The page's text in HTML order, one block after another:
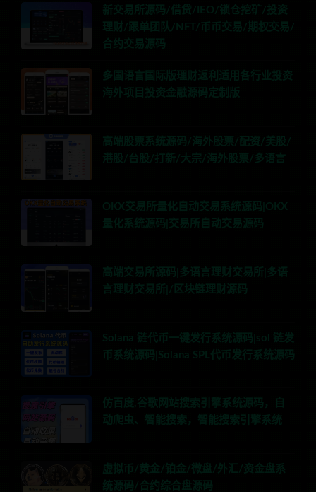
新交易所源码/借贷/IEO/锁仓挖矿/投资
理财/跟单团队/NFT/币币交易/期权交易/
合约交易源码
多国语言国际版理财返利适用各行业投资
海外项目投资金融源码定制版
高端股票系统源码/海外股票/配资/美股/
港股/台股/打新/大宗/海外股票/多语言
OKX交易所量化自动交易系统源码|OKX
量化系统源码|交易所自动交易源码
高端交易所源码|多语言理财交易所|多语
言理财交易所|/区块链理财源码
Solana 链代币一键发行系统源码|sol 链发
币系统源码|Solana SPL代币发行系统源码
仿百度,谷歌网站搜索引擎系统源码，自
动爬虫、智能搜索，智能搜索引擎系统
虚拟币/黄金/铂金/微盘/外汇/资金盘系
统源码/合约综合盘源码